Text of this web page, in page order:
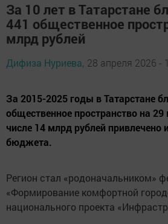
За 10 лет в Татарстане
441 общественное
млрд рублей
Дифиза Нуриева, 28 апреля 2026 -
За 2015-2025 годы в Татарстане
общественное пространство на
числе 14 млрд рублей привлечено
бюджета.
Регион стал «родоначальником»
«Формирование комфортной
национального проекта